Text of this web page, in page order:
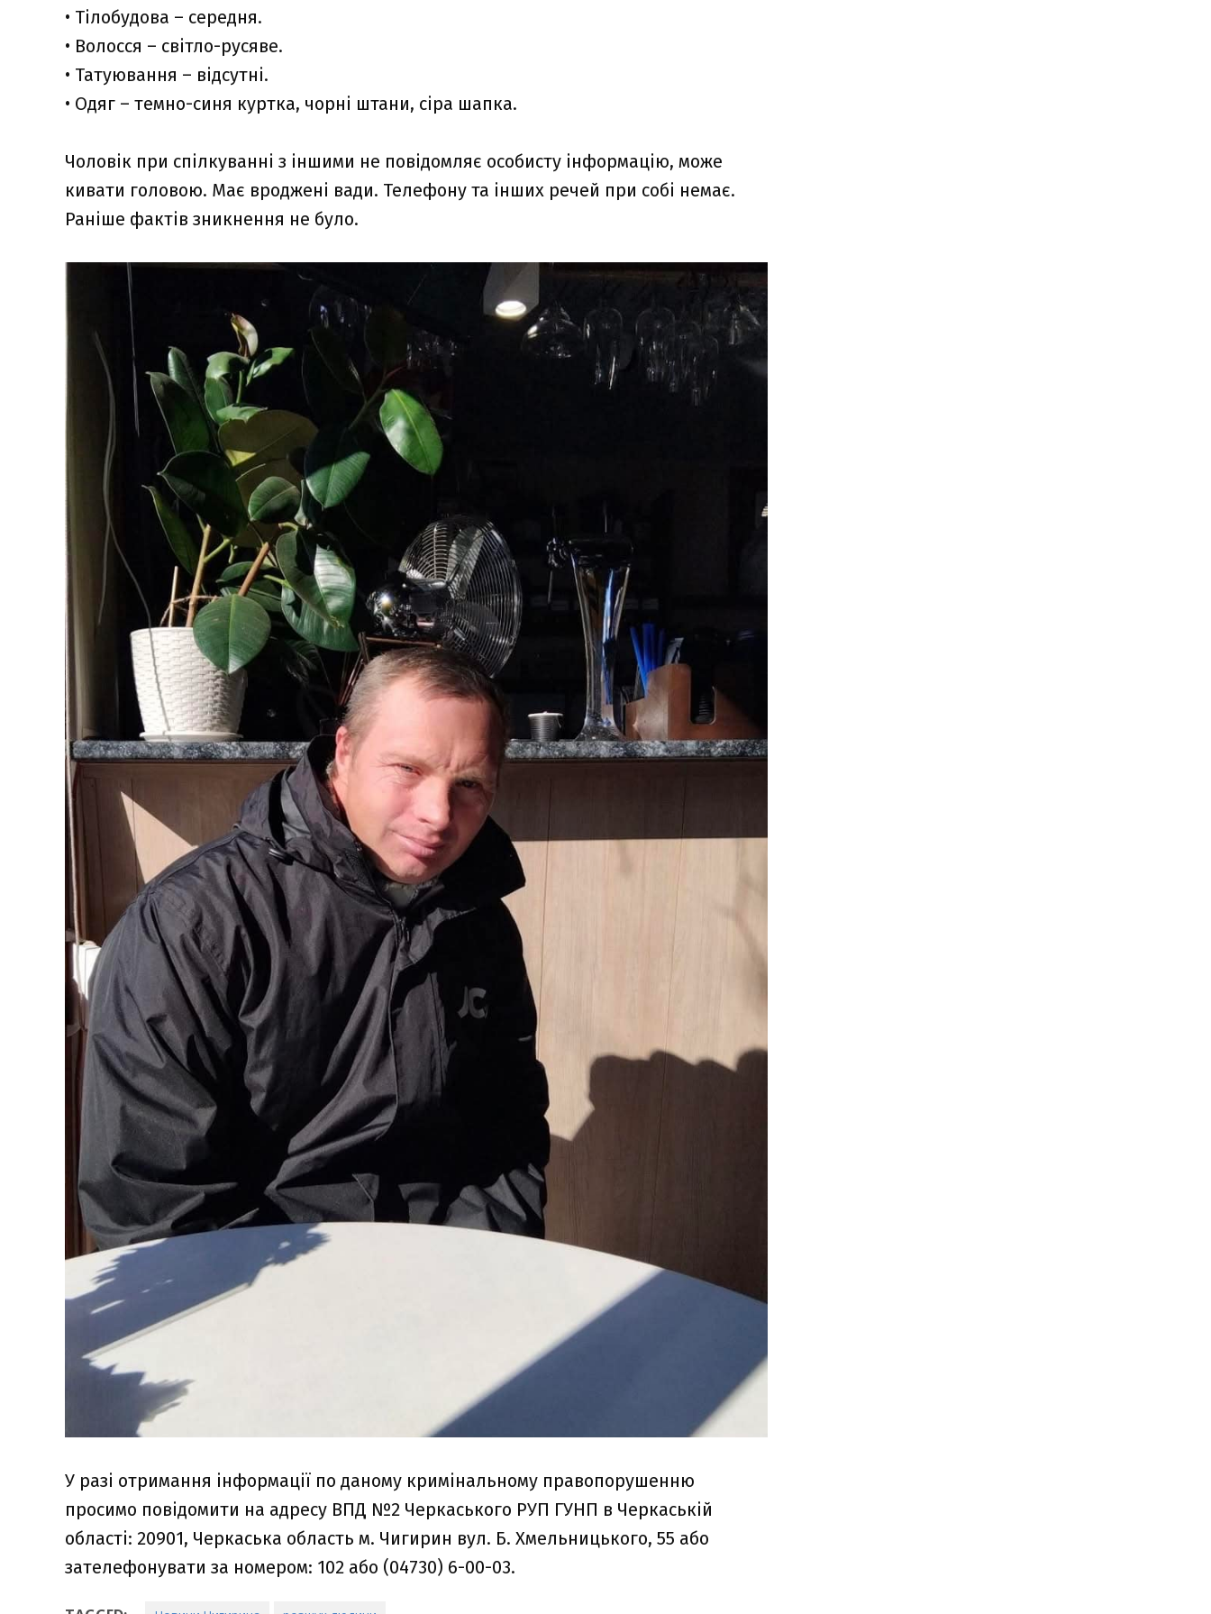
• Тілобудова – середня.
• Волосся – світло-русяве.
• Татуювання – відсутні.
• Одяг – темно-синя куртка, чорні штани, сіра шапка.
Чоловік при спілкуванні з іншими не повідомляє особисту інформацію, може
кивати головою. Має вроджені вади. Телефону та інших речей при собі немає.
Раніше фактів зникнення не було.
У разі отримання інформації по даному кримінальному правопорушенню
просимо повідомити на адресу ВПД №2 Черкаського РУП ГУНП в Черкаській
області: 20901, Черкаська область м. Чигирин вул. Б. Хмельницького, 55 або
зателефонувати за номером: 102 або (04730) 6-00-03.